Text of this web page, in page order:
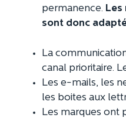
permanence. Les
sont donc
La
canal prioritaire.
Les e-mails, les
les boites aux
Les marques ont